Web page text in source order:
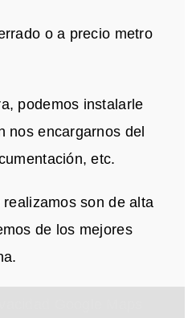
o a precio metro
podemos instalarle
nos encargarnos del
etc.
son de alta
de los mejores